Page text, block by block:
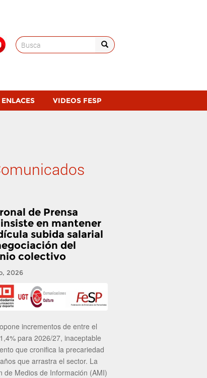
Search
for:
ENLACES VIDEOS FESP
de Prensa
en mantener
subida salarial
del
colectivo
2026
incrementos de entre el
para 2026/27, inaceptable
que cronifica la precariedad
que arrastra el sector. La
de Medios de Información (AMI)